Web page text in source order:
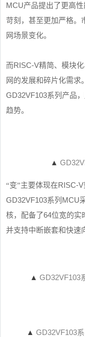
MCU产品提出了更高
苛刻，甚至更加严格。
网场景变化。
而RISC-V精简、模块
网的发展和碎片化需求
GD32VF103系列产品
趋势。
▲
“变”主要体现在RISC-V
GD32VF103系列 MCU
核，配备了64位宽的实
并支持中断嵌套和快速
▲ GD32VF103
▲ GD32VF103系